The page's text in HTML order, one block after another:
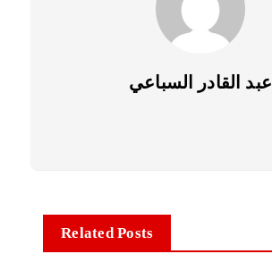
عبد القادر السباعي
Related Posts